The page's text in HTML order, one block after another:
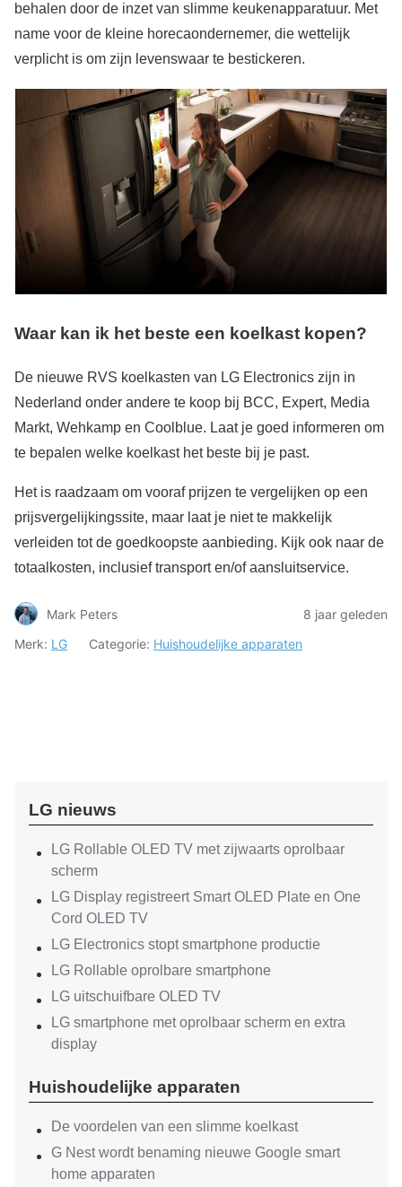
behalen door de inzet van slimme keukenapparatuur. Met
name voor de kleine horecaondernemer, die wettelijk
verplicht is om zijn levenswaar te bestickeren.
Waar kan ik het beste een koelkast kopen?
De nieuwe RVS koelkasten van LG Electronics zijn in
Nederland onder andere te koop bij BCC, Expert, Media
Markt, Wehkamp en Coolblue. Laat je goed informeren om
te bepalen welke koelkast het beste bij je past.
Het is raadzaam om vooraf prijzen te vergelijken op een
prijsvergelijkingssite, maar laat je niet te makkelijk
verleiden tot de goedkoopste aanbieding. Kijk ook naar de
totaalkosten, inclusief transport en/of aansluitservice.
Mark Peters
8 jaar geleden
Merk: LG Categorie: Huishoudelijke apparaten
LG nieuws
LG Rollable OLED TV met zijwaarts oprolbaar
scherm
LG Display registreert Smart OLED Plate en One
Cord OLED TV
LG Electronics stopt smartphone productie
LG Rollable oprolbare smartphone
LG uitschuifbare OLED TV
LG smartphone met oprolbaar scherm en extra
display
Huishoudelijke apparaten
De voordelen van een slimme koelkast
G Nest wordt benaming nieuwe Google smart
home apparaten